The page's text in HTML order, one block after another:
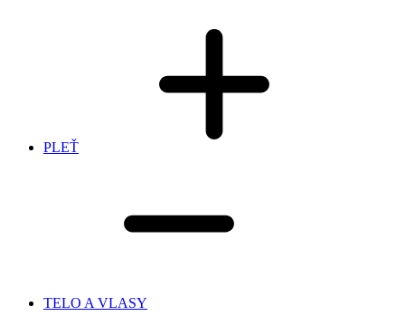
PLEŤ
TELO A VLASY